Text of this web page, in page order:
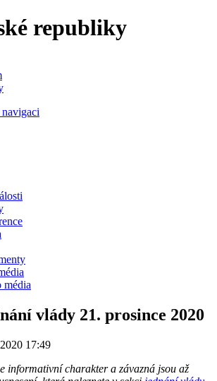
republiky
média
vlády 21. prosince 2020
17:49
informativní charakter a závazná jsou až